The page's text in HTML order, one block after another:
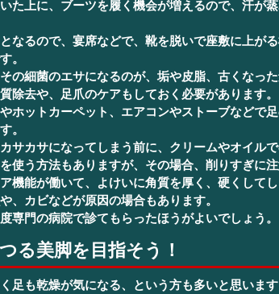
た上に、ブーツを履く機会が増えるので、汗が
なるので、宴席などで、靴を脱いで座敷に上が
。
の細菌のエサになるのが、垢や皮脂、古くなった
除去や、足爪のケアもしておく必要があります。
ホットカーペット、エアコンやストーブなどで
。
サカサになってしまう前に、クリームやオイル
使う方法もありますが、その場合、削りすぎに注
機能が働いて、よけいに角質を厚く、硬くしてし
、カビなどが原因の場合もあります。
専門の病院で診てもらったほうがよいでしょう。
る美脚を目指そう！
足も乾燥が気になる、という方も多いと思います